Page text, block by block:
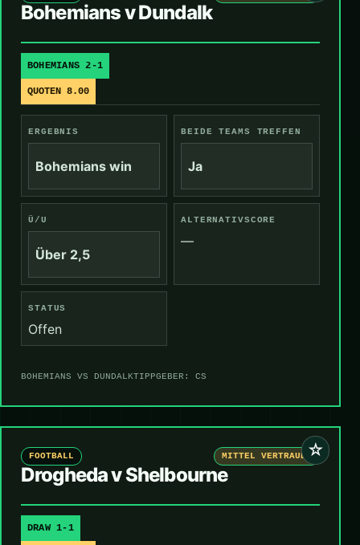
Bohemians v Dundalk
BOHEMIANS 2-1
QUOTEN 8.00
ERGEBNIS
Bohemians win
BEIDE TEAMS TREFFEN
Ja
Ü/U
Über 2,5
ALTERNATIVSCORE
—
STATUS
Offen
BOHEMIANS VS DUNDALKTIPPGEBER: CS
☆
FOOTBALL MITTEL VERTRAUEN
Drogheda v Shelbourne
DRAW 1-1